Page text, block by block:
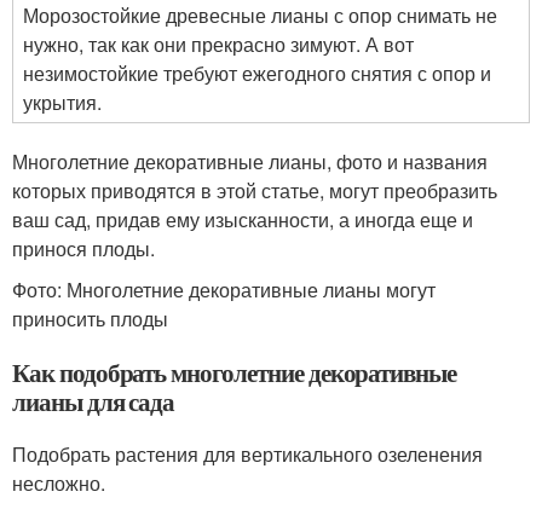
Морозостойкие древесные лианы с опор снимать не
нужно, так как они прекрасно зимуют. А вот
незимостойкие требуют ежегодного снятия с опор и
укрытия.
Многолетние декоративные лианы, фото и названия
которых приводятся в этой статье, могут преобразить
ваш сад, придав ему изысканности, а иногда еще и
принося плоды.
Фото: Многолетние декоративные лианы могут
приносить плоды
Как подобрать многолетние декоративные
лианы для сада
Подобрать растения для вертикального озеленения
несложно.